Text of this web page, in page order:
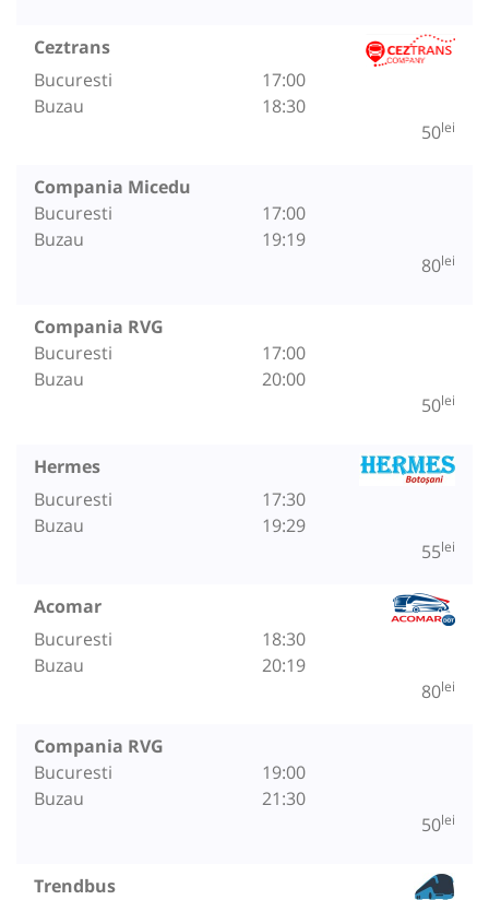
Ceztrans
Bucuresti
Buzau
17:00
18:30
50lei
Compania Micedu
Bucuresti
Buzau
17:00
19:19
80lei
Compania RVG
Bucuresti
Buzau
17:00
20:00
50lei
Hermes
Bucuresti
Buzau
17:30
19:29
55lei
Acomar
Bucuresti
Buzau
18:30
20:19
80lei
Compania RVG
Bucuresti
Buzau
19:00
21:30
50lei
Trendbus